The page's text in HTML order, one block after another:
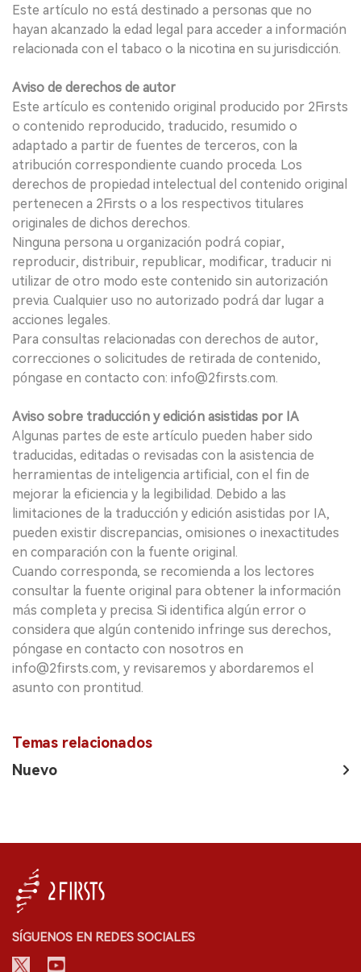
Este artículo no está destinado a personas que no
hayan alcanzado la edad legal para acceder a información
relacionada con el tabaco o la nicotina en su jurisdicción.
Aviso de derechos de autor
Este artículo es contenido original producido por 2Firsts
o contenido reproducido, traducido, resumido o
adaptado a partir de fuentes de terceros, con la
atribución correspondiente cuando proceda. Los
derechos de propiedad intelectual del contenido original
pertenecen a 2Firsts o a los respectivos titulares
originales de dichos derechos.
Ninguna persona u organización podrá copiar,
reproducir, distribuir, republicar, modificar, traducir ni
utilizar de otro modo este contenido sin autorización
previa. Cualquier uso no autorizado podrá dar lugar a
acciones legales.
Para consultas relacionadas con derechos de autor,
correcciones o solicitudes de retirada de contenido,
póngase en contacto con: info@2firsts.com.
Aviso sobre traducción y edición asistidas por IA
Algunas partes de este artículo pueden haber sido
traducidas, editadas o revisadas con la asistencia de
herramientas de inteligencia artificial, con el fin de
mejorar la eficiencia y la legibilidad. Debido a las
limitaciones de la traducción y edición asistidas por IA,
pueden existir discrepancias, omisiones o inexactitudes
en comparación con la fuente original.
Cuando corresponda, se recomienda a los lectores
consultar la fuente original para obtener la información
más completa y precisa. Si identifica algún error o
considera que algún contenido infringe sus derechos,
póngase en contacto con nosotros en
info@2firsts.com, y revisaremos y abordaremos el
asunto con prontitud.
Temas relacionados
Nuevo
SÍGUENOS EN REDES SOCIALES